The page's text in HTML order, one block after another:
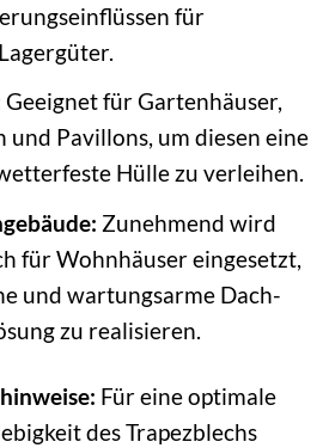
für
Geeignet für Gartenhäuser,
und Pavillons, um diesen eine
Hülle zu verleihen.
Zunehmend wird
für Wohnhäuser eingesetzt,
und wartungsarme Dach-
zu realisieren.
Für eine optimale
des Trapezblechs